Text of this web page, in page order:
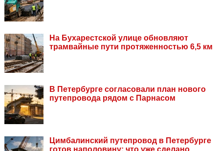
На Бухарестской улице обновляют
трамвайные пути протяженностью 6,5 км
В Петербурге согласовали план нового
путепровода рядом с Парнасом
Цимбалинский путепровод в Петербурге
готов наполовину: что уже сделано